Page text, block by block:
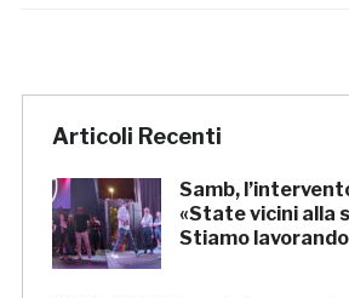
Articoli Recenti
Samb,
«State vicini alla
Stiamo